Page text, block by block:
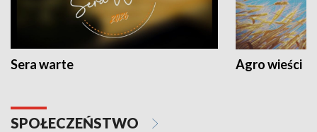
Sera warte Agro wieści
SPOŁECZEŃSTWO